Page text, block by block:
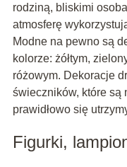
rodziną, bliskimi
atmosferę
Modne na pewno są
kolorze: żółtym,
różowym. Dekoracje
świeczników, które są
prawidłowo się
Figurki,